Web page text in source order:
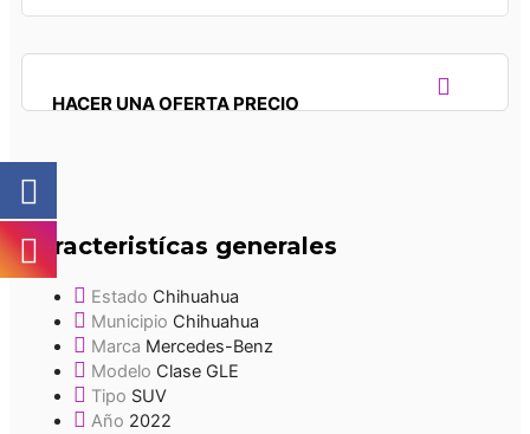
HACER UNA OFERTA PRECIO
Caracteristícas generales
Estado Chihuahua
Municipio Chihuahua
Marca Mercedes-Benz
Modelo Clase GLE
Tipo SUV
Año 2022